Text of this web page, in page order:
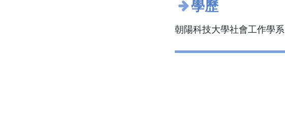
學歷
朝陽科技大學社會工作學系